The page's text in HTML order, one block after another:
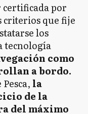
certificada por
criterios que fije
los
tecnología
como
a bordo.
la
de la
del máximo